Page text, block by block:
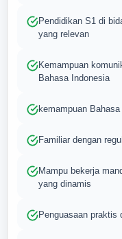
Pendidikan S1 di
yang relevan
Kemampuan
Bahasa Indonesia
kemampuan
Familiar dengan
Mampu bekerja
yang dinamis
Penguasaan praktis